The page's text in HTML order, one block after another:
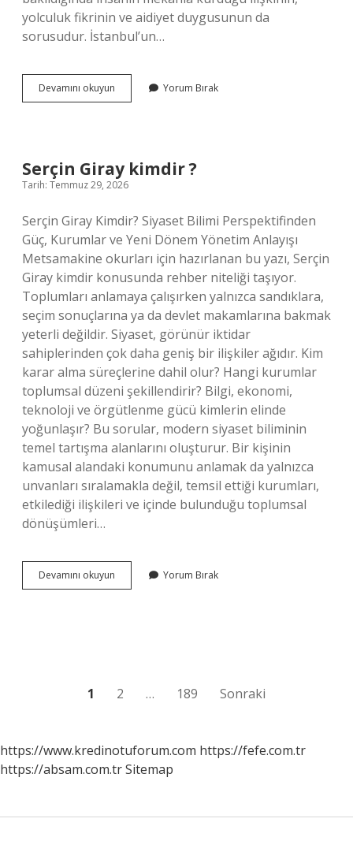
yolculuk fikrinin ve aidiyet duygusunun da
sorusudur. İstanbul’un…
Devamını okuyun Avcılara
nereler
Yorum Bırak
Serçin Giray kimdir ?
Tarih: Temmuz 29, 2026
Serçin Giray Kimdir? Siyaset Bilimi Perspektifinden
Güç, Kurumlar ve Yeni Dönem Yönetim Anlayışı
Metsamakine okurları için hazırlanan bu yazı, Serçin
Giray kimdir konusunda rehber niteliği taşıyor.
Toplumları anlamaya çalışırken yalnızca sandıklara,
seçim sonuçlarına ya da devlet makamlarına bakmak
yeterli değildir. Siyaset, görünür iktidar
sahiplerinden çok daha geniş bir ilişkiler ağıdır. Kim
karar alma süreçlerine dahil olur? Hangi kurumlar
toplumsal düzeni şekillendirir? Bilgi, ekonomi,
teknoloji ve örgütlenme gücü kimlerin elinde
yoğunlaşır? Bu sorular, modern siyaset biliminin
temel tartışma alanlarını oluşturur. Bir kişinin
kamusal alandaki konumunu anlamak da yalnızca
unvanları sıralamakla değil, temsil ettiği kurumları,
etkilediği ilişkileri ve içinde bulunduğu toplumsal
dönüşümleri…
Devamını okuyun
Giray
Yorum Bırak
1 2 … 189 Sonraki
https://www.kredinotuforum.com https://fefe.com.tr
https://absam.com.trSitemap